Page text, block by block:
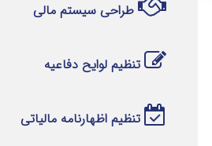
طراحی سیستم مالی
تنظیم لوایح دفاعیه
تنظیم اظهارنامه مالیاتی